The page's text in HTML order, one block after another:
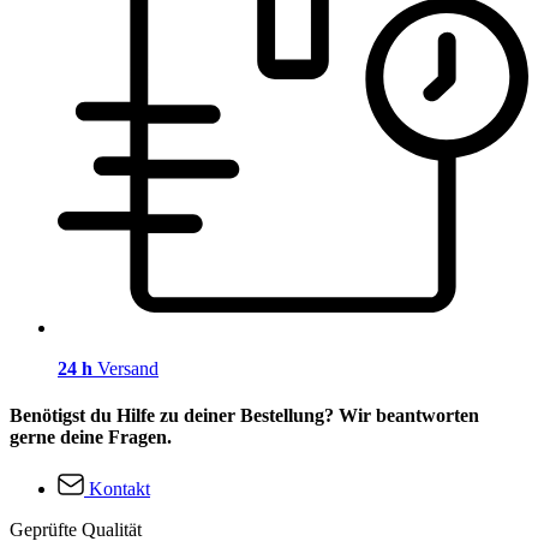
24 h Versand
Benötigst du Hilfe zu deiner Bestellung? Wir beantworten
gerne deine Fragen.
Kontakt
Geprüfte Qualität